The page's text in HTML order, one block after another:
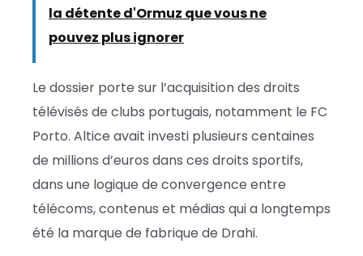
la détente d'Ormuz que vous ne
pouvez plus ignorer
Le dossier porte sur l’acquisition des droits
télévisés de clubs portugais, notamment le FC
Porto. Altice avait investi plusieurs centaines
de millions d’euros dans ces droits sportifs,
dans une logique de convergence entre
télécoms, contenus et médias qui a longtemps
été la marque de fabrique de Drahi.